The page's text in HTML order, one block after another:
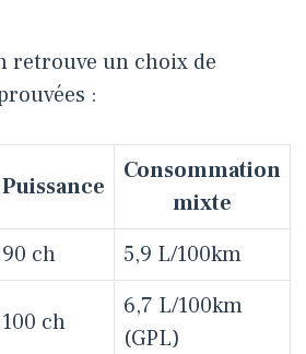
retrouve un choix de
:
Puissance
Consommation
mixte
90 ch
5,9 L/100km
100 ch
6,7 L/100km
(GPL)